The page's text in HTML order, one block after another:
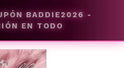
BADDIE2026 -
EN TODO